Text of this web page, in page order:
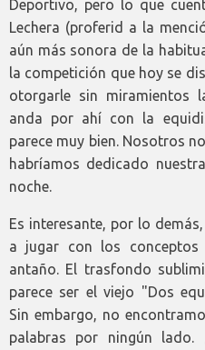
Deportivo, pero lo que
Lechera (proferid a la
aún más sonora de la
la competición que hoy se
otorgarle sin miramientos
anda por ahí con la
parece muy bien. Nosotros
habríamos dedicado
noche.
Es interesante, por lo
a jugar con los
antaño. El trasfondo
parece ser el viejo "Dos
Sin embargo, no
palabras por ningún lado.